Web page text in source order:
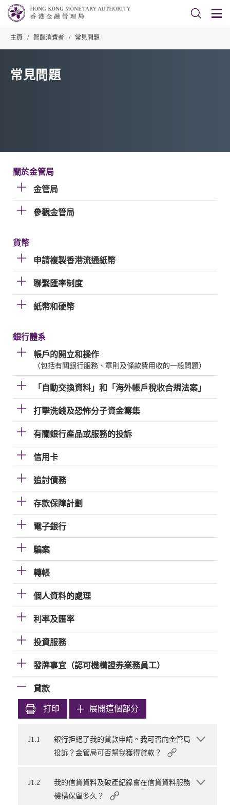
主頁 / 智醒消費者 / 常見問題
常見問題
關於金管局
金管局
參觀金管局
貨幣
申請複製香港流通紙幣
聯繫匯率制度
紙幣和硬幣
銀行體系
帳戶的開立和操作
（包括有關銀行服務、章則及條款費用收的一般問題）
「自動交換資料」和「海外帳戶稅收合規法案」
打擊洗錢及恐怖分子資金籌集
有關銀行產品或服務的投訴
信用卡
追討債務
存款保障計劃
電子銀行
騙案
轉帳
個人資料的處理
利率及匯率
投資服務
發牌事宜（認可機構證券業務員工）
貸款
打印 展開這個部分
J1.1
銀行拒絕了我的貸款申請。我可否向金管局
投訴？金管局可否幫我獲得貸款？
J1.2
我的信貸資料及破產紀錄會在信貸資料服務
機構保留多久？